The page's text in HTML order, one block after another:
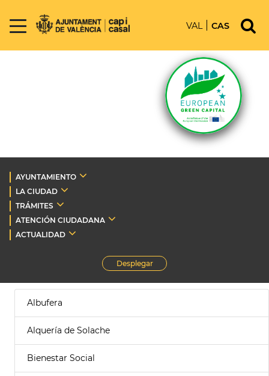
VAL CAS
AYUNTAMIENTO
LA CIUDAD
TRÁMITES
ATENCIÓN CIUDADANA
ACTUALIDAD
Desplegar
Albufera
Alquería de Solache
Bienestar Social